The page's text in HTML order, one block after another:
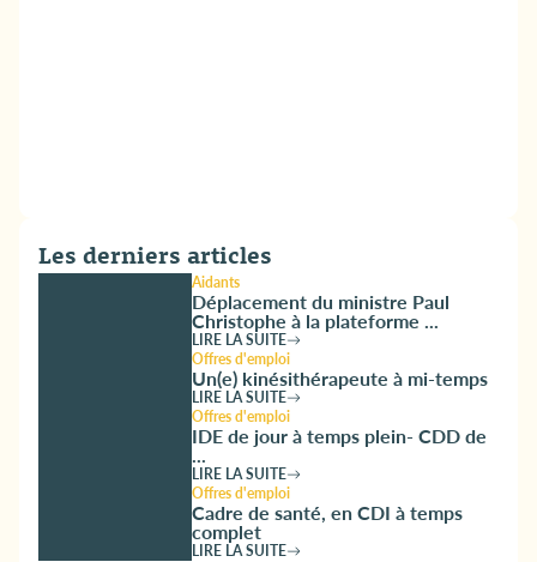
Les derniers articles
Aidants
Déplacement du ministre Paul
Christophe à la plateforme ...
LIRE LA SUITE
Offres d'emploi
Un(e) kinésithérapeute à mi-temps
LIRE LA SUITE
Offres d'emploi
IDE de jour à temps plein- CDD de
...
LIRE LA SUITE
Offres d'emploi
Cadre de santé, en CDI à temps
complet
LIRE LA SUITE